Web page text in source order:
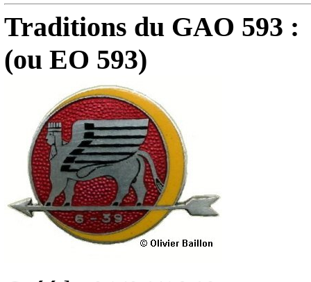
Traditions du GAO 593 :
(ou EO 593)